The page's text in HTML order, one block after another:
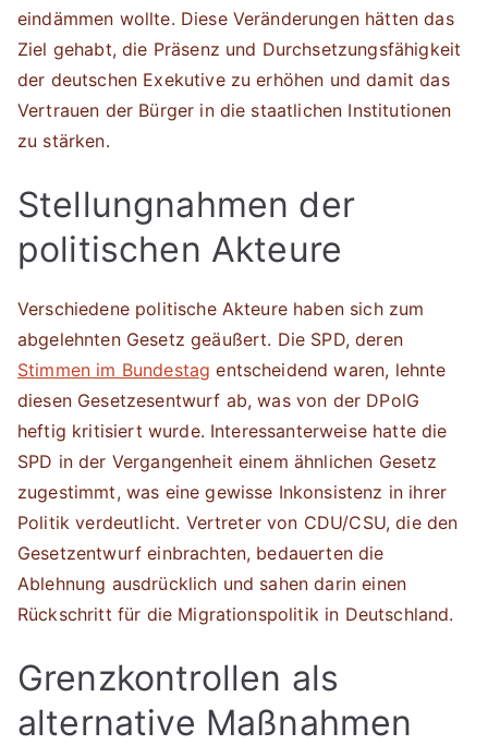
eindämmen wollte. Diese Veränderungen hätten das
Ziel gehabt, die Präsenz und Durchsetzungsfähigkeit
der deutschen Exekutive zu erhöhen und damit das
Vertrauen der Bürger in die staatlichen Institutionen
zu stärken.
Stellungnahmen der
politischen Akteure
Verschiedene politische Akteure haben sich zum
abgelehnten Gesetz geäußert. Die SPD, deren
Stimmen im Bundestag entscheidend waren, lehnte
diesen Gesetzesentwurf ab, was von der DPolG
heftig kritisiert wurde. Interessanterweise hatte die
SPD in der Vergangenheit einem ähnlichen Gesetz
zugestimmt, was eine gewisse Inkonsistenz in ihrer
Politik verdeutlicht. Vertreter von CDU/CSU, die den
Gesetzentwurf einbrachten, bedauerten die
Ablehnung ausdrücklich und sahen darin einen
Rückschritt für die Migrationspolitik in Deutschland.
Grenzkontrollen als
alternative Maßnahmen